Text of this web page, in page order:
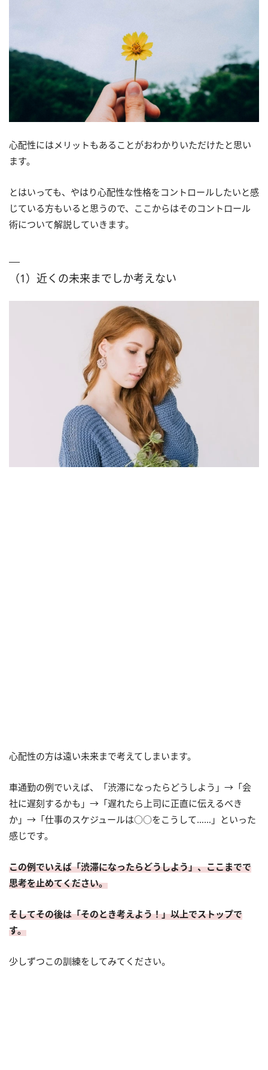
心配性にはメリットもあることがおわかりいただけたと思い
ます。
とはいっても、やはり心配性な性格をコントロールしたいと感
じている方もいると思うので、ここからはそのコントロール
術について解説していきます。
（1）近くの未来までしか考えない
心配性の方は遠い未来まで考えてしまいます。
車通勤の例でいえば、「渋滞になったらどうしよう」→「会
社に遅刻するかも」→「遅れたら上司に正直に伝えるべき
か」→「仕事のスケジュールは○○をこうして……」といった
感じです。
この例でいえば「渋滞になったらどうしよう」、ここまでで
思考を止めてください。
そしてその後は「そのとき考えよう！」以上でストップで
す。
少しずつこの訓練をしてみてください。